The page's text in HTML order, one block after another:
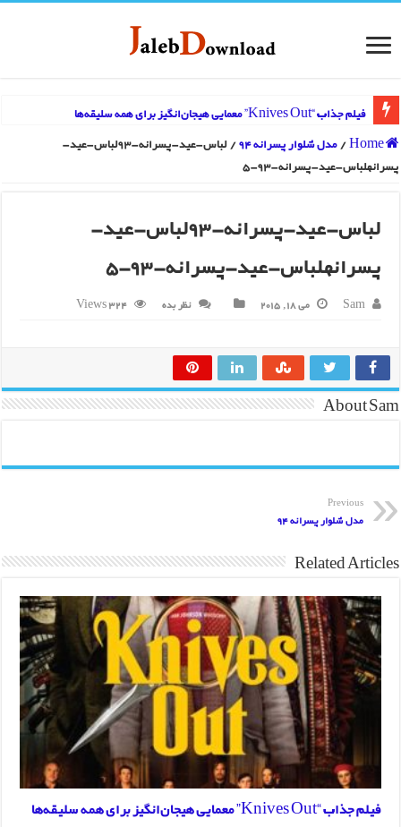
فیلم جذاب “Knives Out” معمایی هیجان‌انگیز برای همه سلیقه‌ها
Home
/مدل شلوار پسرانه 94 /
لباس-عید-پسرانه-93لباس-عید-
پسرانهلباس-عید-پسرانه-93-5
لباس-عید-پسرانه-93لباس-عید-
پسرانهلباس-عید-پسرانه-93-5
Sam می 18, 2015 نظر بده 324 Views
About Sam
Previous
مدل شلوار پسرانه 94
Related Articles
فیلم جذاب “Knives Out” معمایی هیجان‌انگیز برای همه سلیقه‌ها